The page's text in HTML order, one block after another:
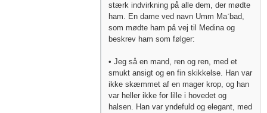
stærk indvirkning på alle dem, der mødte
ham. En dame ved navn Umm Maʿbad,
som mødte ham på vej til Medina og
beskrev ham som følger:
• Jeg så en mand, ren og ren, med et
smukt ansigt og en fin skikkelse. Han var
ikke skæmmet af en mager krop, og han
var heller ikke for lille i hovedet og
halsen. Han var yndefuld og elegant, med